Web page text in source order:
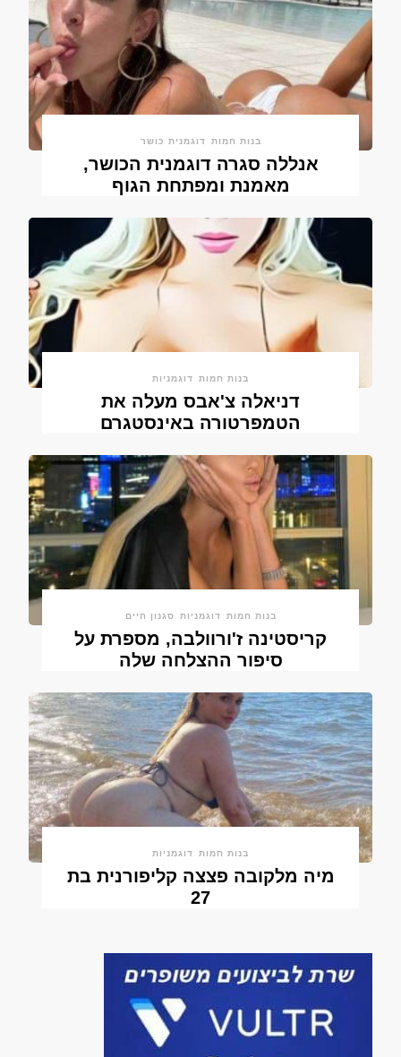
בנות חמות דוגמנית כושר
אנללה סגרה דוגמנית הכושר,
מאמנת ומפתחת הגוף
בנות חמות דוגמניות
דניאלה צ'אבס מעלה את
הטמפרטורה באינסטגרם
בנות חמות דוגמניות סגנון חיים
קריסטינה ז'ורוולבה, מספרת על
סיפור ההצלחה שלה
בנות חמות דוגמניות
מיה מלקובה פצצה קליפורנית בת
27